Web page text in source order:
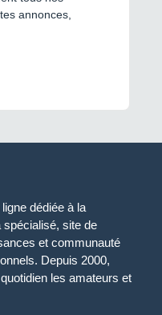
annonces,
dédiée à la
spécialisé, site de
et communauté
Depuis 2000,
les amateurs et